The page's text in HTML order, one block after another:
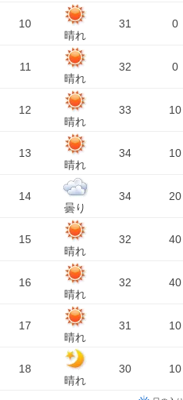
10
晴れ
31 0
11
晴れ
32 0
12
晴れ
33 10
13
晴れ
34 10
14
曇り
34 20
15
晴れ
32 40
16
晴れ
32 40
17
晴れ
31 10
18
晴れ
30 10